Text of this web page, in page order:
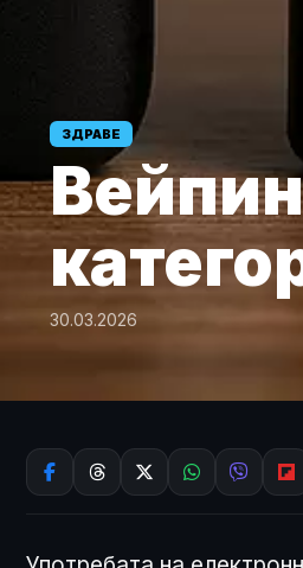
ЗДРАВЕ
30.03.2026